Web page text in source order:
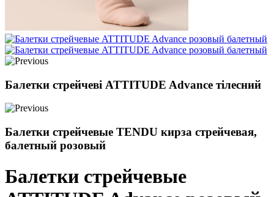
Балетки стрейчеві ATTITUDE Advance тілесний
Балетки стрейчевые TENDU кирза стрейчевая,
балетный розовый
Балетки стрейчевые